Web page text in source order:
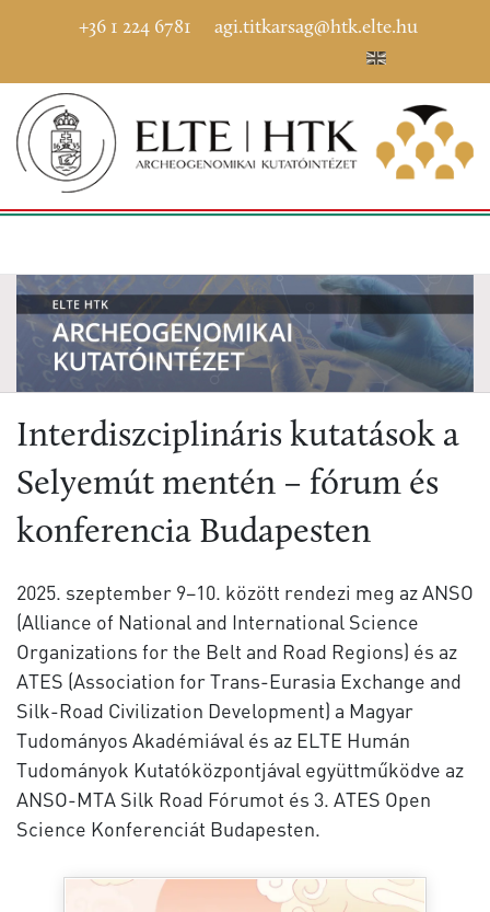
+36 1 224 6781 agi.titkarsag@htk.elte.hu
Interdiszciplináris kutatások a
Selyemút mentén – fórum és
konferencia Budapesten
2025. szeptember 9–10. között rendezi meg az ANSO
(Alliance of National and International Science
Organizations for the Belt and Road Regions) és az
ATES (Association for Trans-Eurasia Exchange and
Silk-Road Civilization Development) a Magyar
Tudományos Akadémiával és az ELTE Humán
Tudományok Kutatóközpontjával együttműködve az
ANSO-MTA Silk Road Fórumot és 3. ATES Open
Science Konferenciát Budapesten.